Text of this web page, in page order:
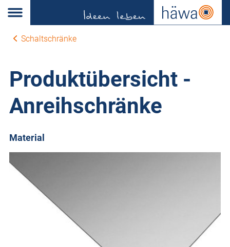
Schaltschränke
Produktübersicht -
Anreihschränke
Material